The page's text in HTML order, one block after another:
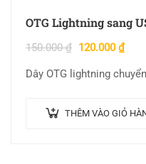
OTG Lightning sang
150.000₫ 120.000₫
Dây OTG lightning
THÊM VÀO GIỎ